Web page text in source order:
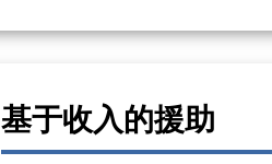
基于收入的援助